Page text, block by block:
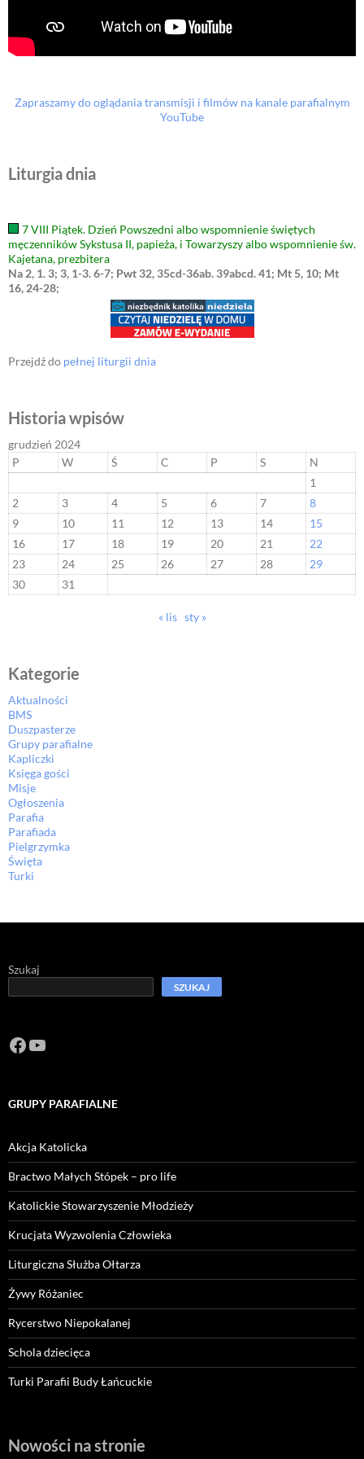
Zapraszamy do oglądania transmisji i filmów na kanale parafialnym
YouTube
Liturgia dnia
7 VIII Piątek. Dzień Powszedni albo wspomnienie świętych
męczenników Sykstusa II, papieża, i Towarzyszy albo wspomnienie św.
Kajetana, prezbitera
Na 2, 1. 3; 3, 1-3. 6-7; Pwt 32, 35cd-36ab. 39abcd. 41; Mt 5, 10; Mt
16, 24-28;
Przejdź do pełnej liturgii dnia
Historia wpisów
grudzień 2024
P
W Ś C P S
N
1
2
3 4 5 6 7
8
9
10 11 12 13 14
15
16
17 18 19 20 21
22
23
24 25 26 27 28
29
30
31
« lis sty »
Kategorie
Aktualności
BMS
Duszpasterze
Grupy parafialne
Kapliczki
Księga gości
Misje
Ogłoszenia
Parafia
Parafiada
Pielgrzymka
Święta
Turki
Szukaj
SZUKAJ
Facebook
https://www.youtube.com/channel/
GRUPY PARAFIALNE
Akcja Katolicka
Bractwo Małych Stópek – pro life
Katolickie Stowarzyszenie Młodzieży
Krucjata Wyzwolenia Człowieka
Liturgiczna Służba Ołtarza
Żywy Różaniec
Rycerstwo Niepokalanej
Schola dziecięca
Turki Parafii Budy Łańcuckie
Nowości na stronie